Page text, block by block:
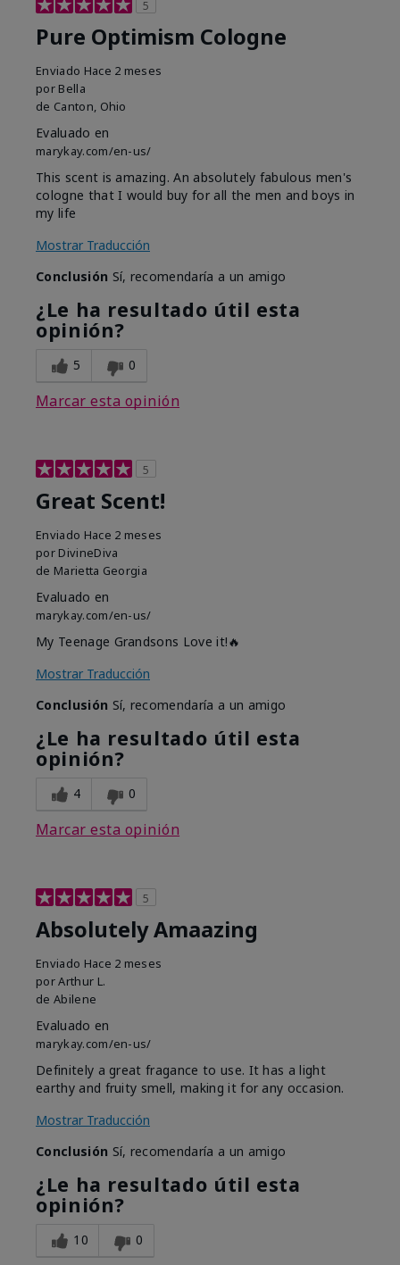
5
Pure Optimism Cologne
Enviado Hace 2 meses
por Bella
de Canton, Ohio
Evaluado en
marykay.com/en-us/
This scent is amazing. An absolutely fabulous men's
cologne that I would buy for all the men and boys in
my life
Mostrar Traducción
Conclusión Sí, recomendaría a un amigo
¿Le ha resultado útil esta
opinión?
5 0
Marcar esta opinión
5
Great Scent!
Enviado Hace 2 meses
por DivineDiva
de Marietta Georgia
Evaluado en
marykay.com/en-us/
My Teenage Grandsons Love it!🔥
Mostrar Traducción
Conclusión Sí, recomendaría a un amigo
¿Le ha resultado útil esta
opinión?
4 0
Marcar esta opinión
5
Absolutely Amaazing
Enviado Hace 2 meses
porArthur L.
de Abilene
Evaluado en
marykay.com/en-us/
Definitely a great fragance to use. It has a light
earthy and fruity smell, making it for any occasion.
Mostrar Traducción
Conclusión Sí, recomendaría a un amigo
¿Le ha resultado útil esta
opinión?
10 0